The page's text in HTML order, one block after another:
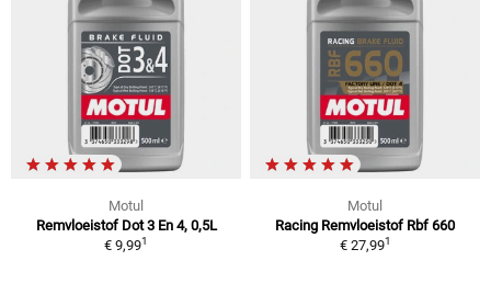
Motul
Remvloeistof Dot 3 En 4, 0,5L
€ 9,991
Motul
Racing Remvloeistof Rbf 660
€ 27,991